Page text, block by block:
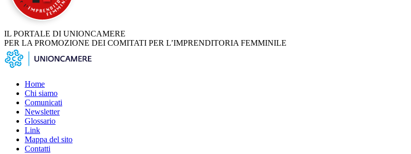
IL PORTALE DI UNIONCAMERE
PER LA PROMOZIONE DEI COMITATI PER L’IMPRENDITORIA FEMMINILE
Home
Chi siamo
Comunicati
Newsletter
Glossario
Link
Mappa del sito
Contatti